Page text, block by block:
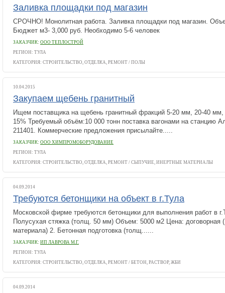
Заливка площадки под магазин
СРОЧНО! Монолитная работа. Заливка площадки под магазин.
Бюджет м3- 3,000 руб. Необходимо 5-6 человек
ЗАКАЗЧИК: ООО ТЕПЛОСТРОЙ
РЕГИОН: ТУЛА
КАТЕГОРИЯ: СТРОИТЕЛЬСТВО, ОТДЕЛКА, РЕМОНТ / ПОЛЫ
10.04.2015
Закупаем щебень гранитный
Ищем поставщика на щебень гранитный фракций 5-20 мм, 20-40
15% Требуемый объём:10 000 тонн поставка вагонами на станцию
211401. Коммерческие предложения присылайте.....
ЗАКАЗЧИК: ООО ХИМПРОМОБОРУДОВАНИЕ
РЕГИОН: ТУЛА
КАТЕГОРИЯ: СТРОИТЕЛЬСТВО, ОТДЕЛКА, РЕМОНТ / СЫПУЧИЕ, ИНЕРТНЫЕ МАТЕРИАЛЫ
04.09.2014
Требуются бетонщики на объект в г.Тула
Московской фирме требуются бетонщики для выполнения работ в
Полусухая стяжка (толщ. 50 мм) Объем: 5000 м2 Цена: договорная (
материала) 2. Бетонная подготовка (толщ......
ЗАКАЗЧИК: ИП ЛАВРОВА М.Г.
РЕГИОН: ТУЛА
КАТЕГОРИЯ: СТРОИТЕЛЬСТВО, ОТДЕЛКА, РЕМОНТ / БЕТОН, РАСТВОР, ЖБИ
04.09.2014